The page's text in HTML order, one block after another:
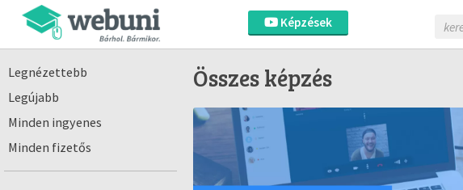
Képzések
Legnézettebb
Legújabb
Minden ingyenes
Minden fizetős
Összes képzés